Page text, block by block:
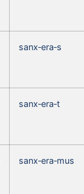
sanx‑era‑s
sanx‑era‑t
sanx‑era‑mus